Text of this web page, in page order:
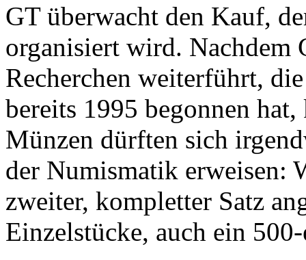
GT überwacht den Kauf,
organisiert wird. Nachdem
Recherchen weiterführt,
bereits 1995 begonnen
Münzen dürften sich
der Numismatik erweisen:
zweiter, kompletter Satz
Einzelstücke, auch ein